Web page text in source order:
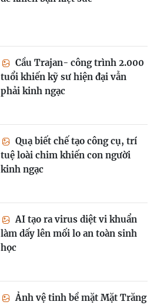
Cầu Trajan- công trình 2.000
tuổi khiến kỹ sư hiện đại vẫn
phải kinh ngạc
Quạ biết chế tạo công cụ, trí
tuệ loài chim khiến con người
kinh ngạc
AI tạo ra virus diệt vi khuẩn
làm dấy lên mối lo an toàn sinh
học
Ảnh vệ tinh bề mặt Mặt Trăng